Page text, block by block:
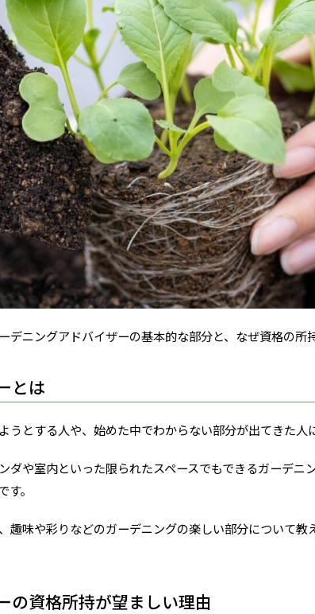
ニングアドバイザーの基本的な部分と、なぜ資格の所
とは
とする人や、始めた中でわからない部分が出てきた人
や室内といった限られたスペースでもできるガーデ
。
趣味や彩りなどのガーデニングの楽しい部分について
の資格所持が望ましい理由